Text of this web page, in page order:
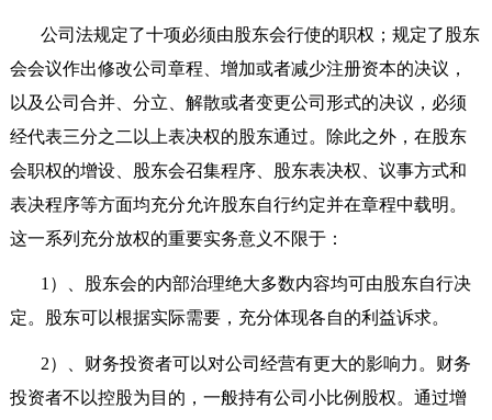
公司法规定了十项必须由股东会行使的职权；规定了股东
会会议作出修改公司章程、增加或者减少注册资本的决议，
以及公司合并、分立、解散或者变更公司形式的决议，必须
经代表三分之二以上表决权的股东通过。除此之外，在股东
会职权的增设、股东会召集程序、股东表决权、议事方式和
表决程序等方面均充分允许股东自行约定并在章程中载明。
这一系列充分放权的重要实务意义不限于：
1 ）、股东会的内部治理绝大多数内容均可由股东自行决
定。股东可以根据实际需要，充分体现各自的利益诉求。
2）、财务投资者可以对公司经营有更大的影响力。财务
投资者不以控股为目的，一般持有公司小比例股权。通过增